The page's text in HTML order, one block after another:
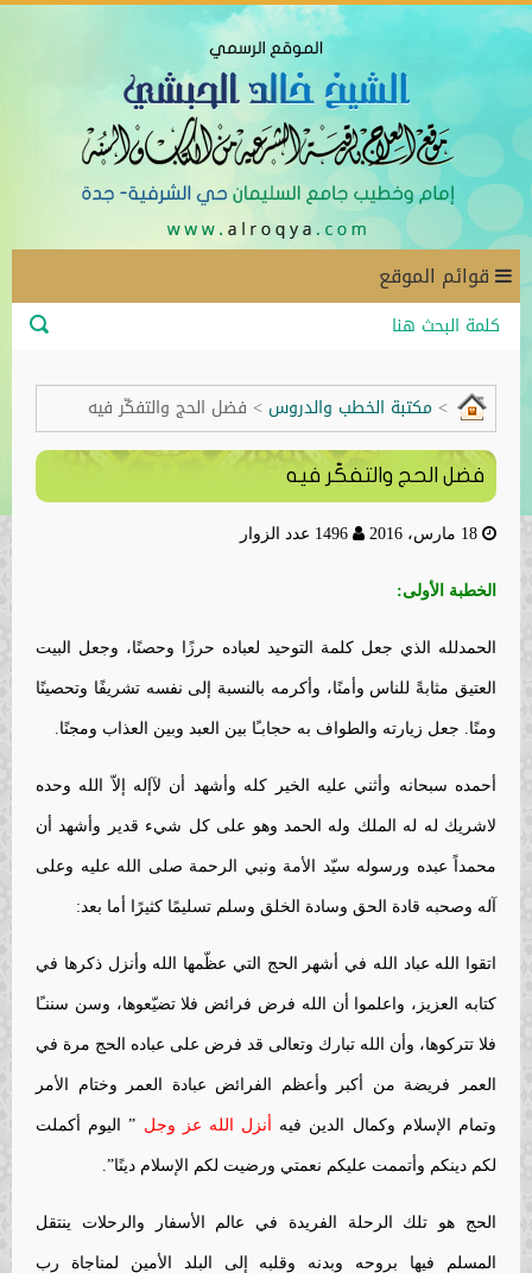
قوائم الموقع
> مكتبة الخطب والدروس > فضل الحج والتفكّر فيه
فضل الحج والتفكّر فيه
الخطبة الأولى:
الحمدلله الذي جعل كلمة التوحيد لعباده حرزًا وحصنًا، وجعل البيت
العتيق مثابةً للناس وأمنًا، وأكرمه بالنسبة إلى نفسه تشريفًا وتحصينًا
ومنًا. جعل زيارته والطواف به حجابـًا بين العبد وبين العذاب ومجنًا.
أحمده سبحانه وأثني عليه الخير كله وأشهد أن لآإله إلاّ الله وحده
لاشريك له له الملك وله الحمد وهو على كل شيء قدير وأشهد أن
محمداً عبده ورسوله سيّد الأمة ونبي الرحمة صلى الله عليه وعلى
آله وصحبه قادة الحق وسادة الخلق وسلم تسليمًا كثيرًا أما بعد:
اتقوا الله عباد الله في أشهر الحج التي عظّمها الله وأنزل ذكرها في
كتابه العزيز، واعلموا أن الله فرض فرائض فلا تضيّعوها، وسن سننـًا
فلا تتركوها، وأن الله تبارك وتعالى قد فرض على عباده الحج مرة في
العمر فريضة من أكبر وأعظم الفرائض عبادة العمر وختام الأمر
وتمام الإسلام وكمال الدين فيه أنزل الله عز وجل ” اليوم أكملت
لكم دينكم وأتممت عليكم نعمتي ورضيت لكم الإسلام دينًا”.
الحج هو تلك الرحلة الفريدة في عالم الأسفار والرحلات ينتقل
المسلم فيها بروحه وبدنه وقلبه إلى البلد الأمين لمناجاة رب